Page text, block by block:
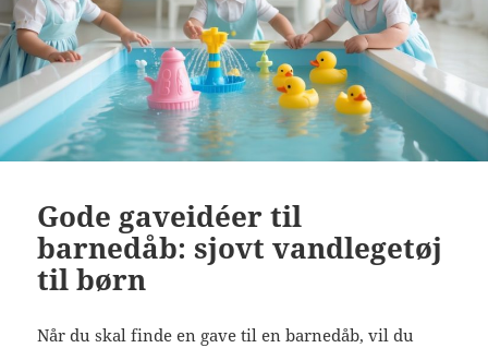
Gode gaveidéer til
barnedåb: sjovt vandlegetøj
til børn
Når du skal finde en gave til en barnedåb, vil du